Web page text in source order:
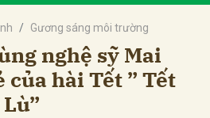
Gương sáng môi trường
nghệ sỹ Mai
của hài Tết ” Tết